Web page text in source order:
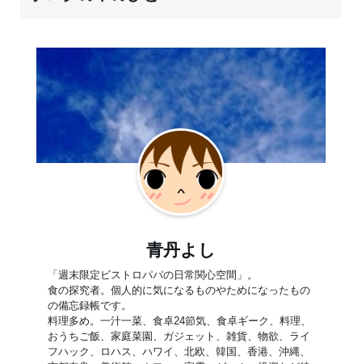
青丹よし
「週末限定ビストロパパの日常関心空間」。
食の探究者。個人的に気になるものやためになったもの
の備忘録帳です。
料理多め。一汁一菜、食卓24節気、食卓ギーク、料理、
おうちご飯、家庭菜園、ガジェット、雑貨、物欲、ライ
フハック、ロハス、ハワイ、北欧、韓国、香港、沖縄、